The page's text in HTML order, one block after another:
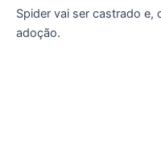
Spider vai ser castrado e,
adoção.